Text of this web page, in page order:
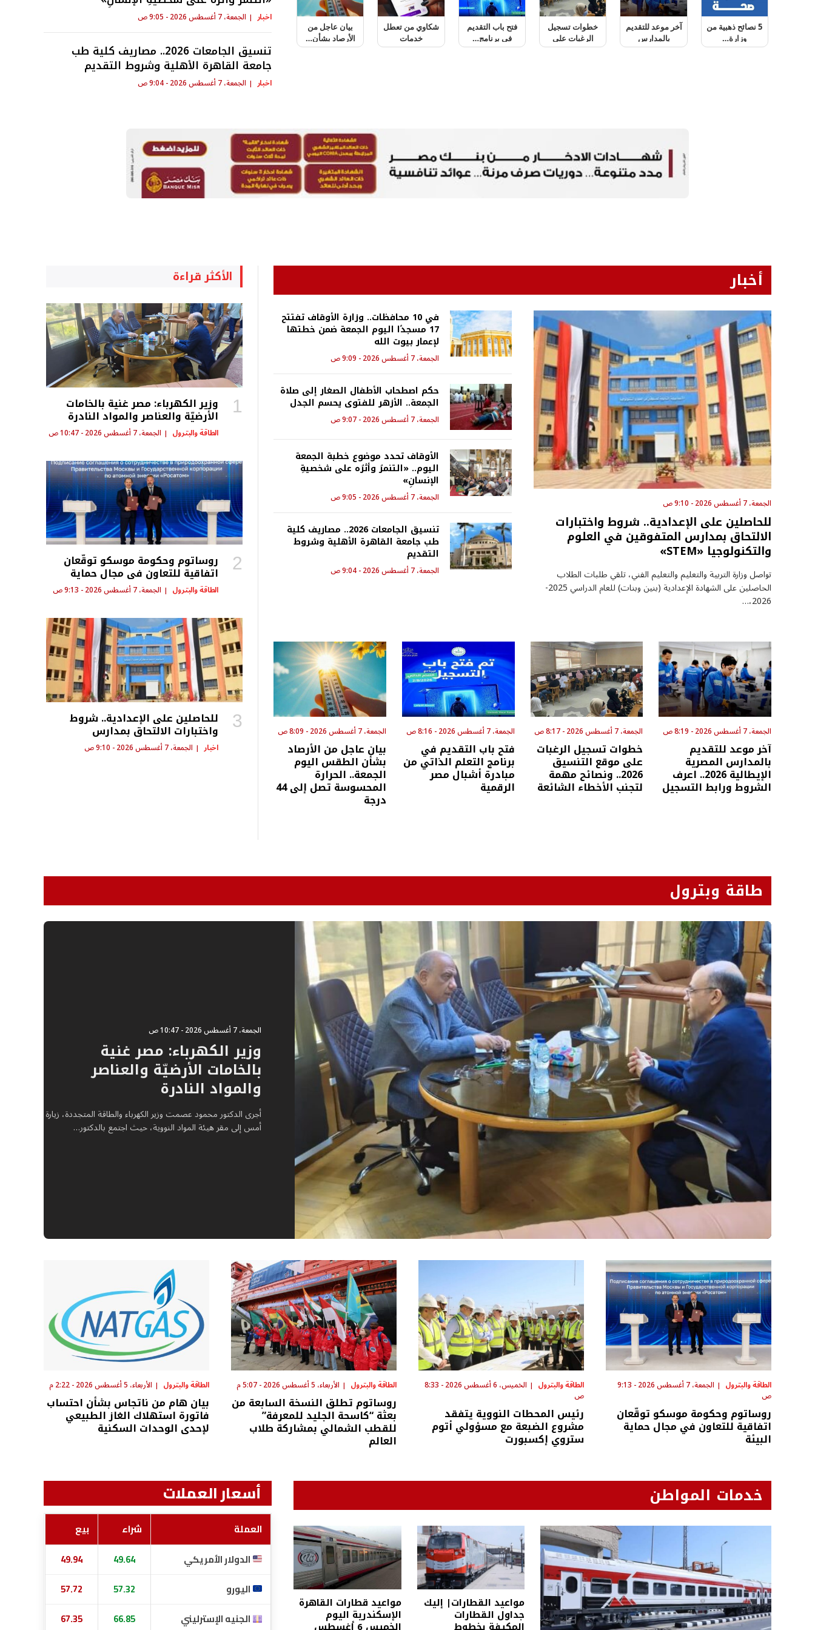
آخر موعد للتقديم
بالمدارس
المصرية…
خطوات تسجيل
الرغبات على
موقع…
فتح باب التقديم
في برنامج…
شكاوي من تعطل
خدمات
«إنستاباي»..…
بيان عاجل من
الأرصاد بشأن…
ترامب يكشف
حقيقة نفاد
الذخائر…
حلال؟..…
اخبار الجمعة، 7 أغسطس 2026 - 9:05 ص
تنسيق الجامعات 2026.. مصاريف كلية طب
جامعة القاهرة الأهلية وشروط التقديم
اخبار الجمعة، 7 أغسطس 2026 - 9:04 ص
أخبار
الجمعة، 7 أغسطس 2026 - 9:10 ص
للحاصلين على الإعدادية.. شروط واختبارات
الالتحاق بمدارس المتفوقين في العلوم
والتكنولوجيا «STEM»
تواصل وزارة التربية والتعليم والتعليم الفني، تلقي طلبات الطلاب
الحاصلين على الشهادة الإعدادية (بنين وبنات) للعام الدراسي 2025-
2026،…
في 10 محافظات.. وزارة الأوقاف تفتتح
17 مسجدًا اليوم الجمعة ضمن خطتها
لإعمار بيوت الله
الجمعة، 7 أغسطس 2026 - 9:09 ص
حكم اصطحاب الأطفال الصغار إلى صلاة
الجمعة.. الأزهر للفتوى يحسم الجدل
الجمعة، 7 أغسطس 2026 - 9:07 ص
الأوقاف تحدد موضوع خطبة الجمعة
اليوم.. «التنمرُ وأثرُه على شخصيةِ
الإنسانِ»
الجمعة، 7 أغسطس 2026 - 9:05 ص
تنسيق الجامعات 2026.. مصاريف كلية
طب جامعة القاهرة الأهلية وشروط
التقديم
الجمعة، 7 أغسطس 2026 - 9:04 ص
الجمعة، 7 أغسطس 2026 - 8:19 ص
آخر موعد للتقديم
بالمدارس المصرية
الإيطالية 2026.. اعرف
الشروط ورابط التسجيل
الجمعة، 7 أغسطس 2026 - 8:17 ص
خطوات تسجيل الرغبات
على موقع التنسيق
2026.. ونصائح مهمة
لتجنب الأخطاء الشائعة
الجمعة، 7 أغسطس 2026 - 8:16 ص
فتح باب التقديم في
برنامج التعلم الذاتي من
مبادرة أشبال مصر
الرقمية
الجمعة، 7 أغسطس 2026 - 8:09 ص
بيان عاجل من الأرصاد
بشأن الطقس اليوم
الجمعة.. الحرارة
المحسوسة تصل إلى 44
درجة
الأكثر قراءة
وزير الكهرباء: مصر غنية بالخامات
الأرضيّة والعناصر والمواد النادرة
الطاقة والبترول الجمعة، 7 أغسطس 2026 - 10:47 ص
روساتوم وحكومة موسكو توقّعان
اتفاقية للتعاون في مجال حماية
البيئة
الطاقة والبترول الجمعة، 7 أغسطس 2026 - 9:13 ص
للحاصلين على الإعدادية.. شروط
واختبارات الالتحاق بمدارس
المتفوقين في العلوم والتكنولوجيا
«STEM»
اخبار الجمعة، 7 أغسطس 2026 - 9:10 ص
طاقة وبترول
الجمعة، 7 أغسطس 2026 - 10:47 ص
وزير الكهرباء: مصر غنية
بالخامات الأرضيّة والعناصر
والمواد النادرة
أجرى الدكتور محمود عصمت وزير الكهرباء والطاقة المتجددة، زيارة
أمس إلى مقر هيئة المواد النووية، حيث اجتمع بالدكتور…
الطاقة والبترول الجمعة، 7 أغسطس 2026 - 9:13
ص
روساتوم وحكومة موسكو توقّعان
اتفاقية للتعاون في مجال حماية
البيئة
الطاقة والبترول الخميس، 6 أغسطس 2026 - 8:33
ص
رئيس المحطات النووية يتفقد
مشروع الضبعة مع مسؤولي أتوم
ستروي إكسبورت
الطاقة والبترول الأربعاء، 5 أغسطس 2026 - 5:07 م
روساتوم تطلق النسخة السابعة من
بعثة “كاسحة الجليد للمعرفة”
للقطب الشمالي بمشاركة طلاب
العالم
الطاقة والبترول الأربعاء، 5 أغسطس 2026 - 2:22 م
بيان هام من ناتجاس بشأن احتساب
فاتورة استهلاك الغاز الطبيعي
لإحدى الوحدات السكنية
خدمات المواطن
مواعيد القطارات| إليك
جداول القطارات
مواعيد قطارات القاهرة
الإسكندرية اليوم
أسعار العملات
العملة شراء
بيع
الدولار الأمريكي
49.64
49.94
اليورو
57.32
57.72
الجنيه الإسترليني
66.85
67.35